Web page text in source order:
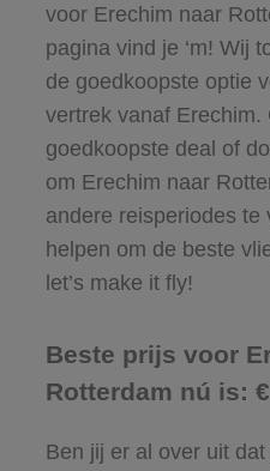
voor Erechim naar
pagina vind je ‘m! Wij
de goedkoopste optie
vertrek vanaf Erechim.
goedkoopste deal of
om Erechim naar
andere reisperiodes te
helpen om de beste
let’s make it fly!
Beste prijs voor
Rotterdam nú is: €
Ben jij er al over uit